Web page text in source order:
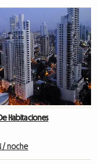
Habitaciones
/ noche